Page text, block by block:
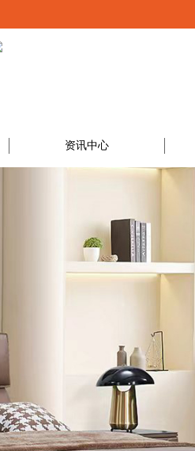
资讯中心